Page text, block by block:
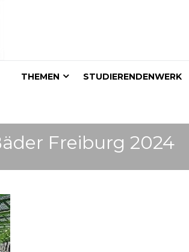
THEMEN STUDIERENDENWERK
Freiburg 2024